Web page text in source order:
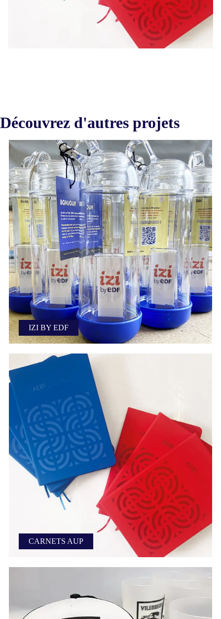
Découvrez d'autres projets
IZI BY EDF
Personnalisation de gourdes, toutes bag et carnets
CARNETS AUP